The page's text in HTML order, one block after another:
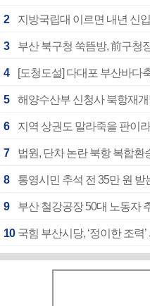
2 지방국립대 이르면 내년 신
3 부산 북구청 쑥뜸방, 前구청
4 [도청도설] 다대포 부산바다
5 해양수산부 신청사 북항재
6 지역 상권도 말라죽을 판이
7 법원, 단차 논란 북항 복합
8 통영시민 추석 전 35만 원 받
9 부산 철강공장 50대 노동자
10